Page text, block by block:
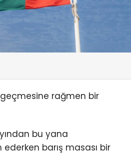
rağmen bir
bu yana
barış masası bir